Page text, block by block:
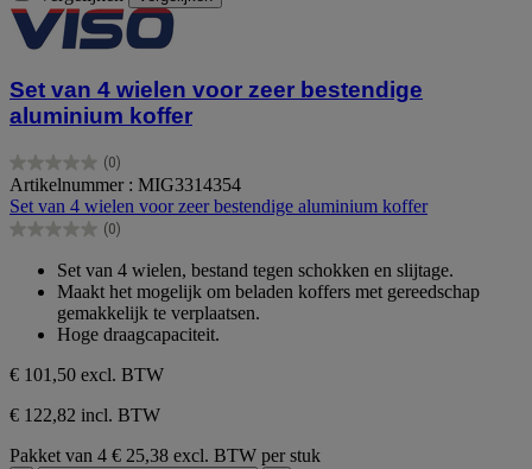
Set van 4 wielen voor zeer bestendige
aluminium koffer
(0)
0.0
van
de
5
Artikelnummer : MIG3314354
Set van 4 wielen voor zeer bestendige aluminium koffer
(0)
0.0
sterren.
Set van 4 wielen, bestand tegen schokken en slijtage.
Maakt het mogelijk om beladen koffers met gereedschap
gemakkelijk te verplaatsen.
Hoge draagcapaciteit.
€ 101,50 excl. BTW
€ 122,82 incl. BTW
Pakket van 4 € 25,38 excl. BTW per stuk